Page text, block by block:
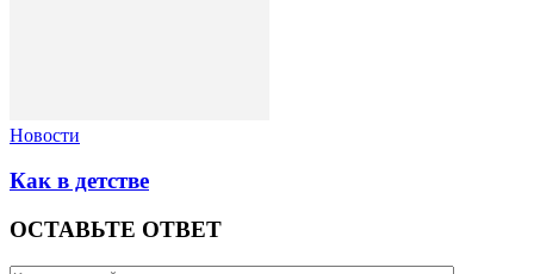
Новости
Как в детстве
ОСТАВЬТЕ ОТВЕТ